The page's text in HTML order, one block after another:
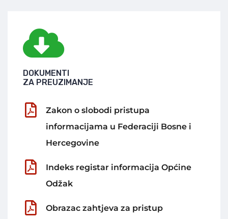
DOKUMENTI
ZA PREUZIMANJE
Zakon o slobodi pristupa
informacijama u Federaciji Bosne i
Hercegovine
Indeks registar informacija Općine
Odžak
Obrazac zahtjeva za pristup